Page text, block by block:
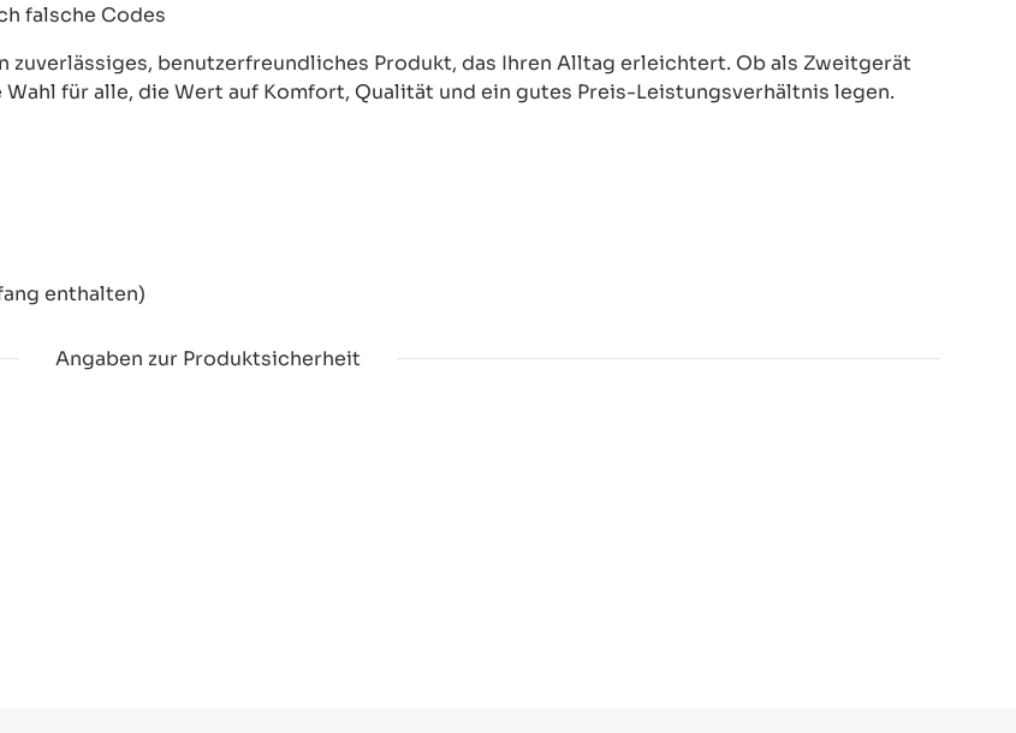
falsche Codes
benutzerfreundliches Produkt, das Ihren Alltag erleichtert. Ob als Zweitgerät
für alle, die Wert auf Komfort, Qualität und ein gutes Preis-Leistungsverhältnis legen.
enthalten)
Angaben zur Produktsicherheit